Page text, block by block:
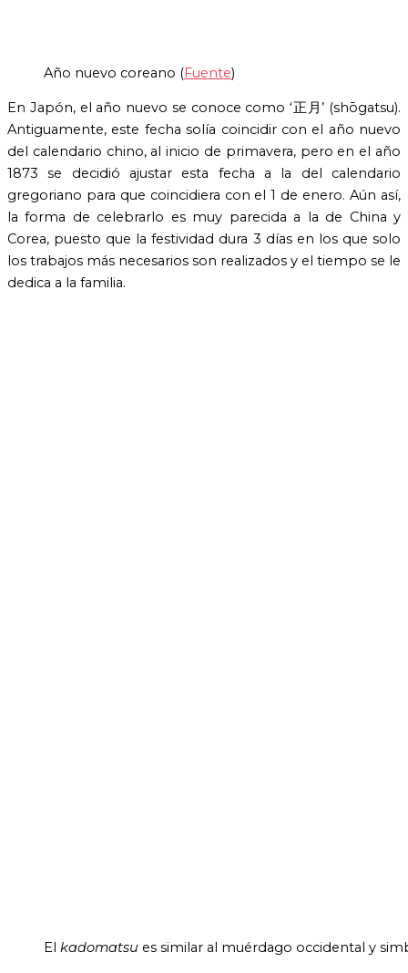
Año nuevo coreano (Fuente)
En Japón, el año nuevo se conoce como ‘正月’ (shōgatsu).
Antiguamente, este fecha solía coincidir con el año nuevo
del calendario chino, al inicio de primavera, pero en el año
1873 se decidió ajustar esta fecha a la del calendario
gregoriano para que coincidiera con el 1 de enero. Aún así,
la forma de celebrarlo es muy parecida a la de China y
Corea, puesto que la festividad dura 3 días en los que solo
los trabajos más necesarios son realizados y el tiempo se le
dedica a la familia.
El kadomatsu es similar al muérdago occidental y